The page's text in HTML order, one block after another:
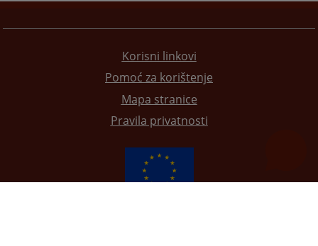
Korisni linkovi
Pomoć za korištenje
Mapa stranice
Pravila privatnosti